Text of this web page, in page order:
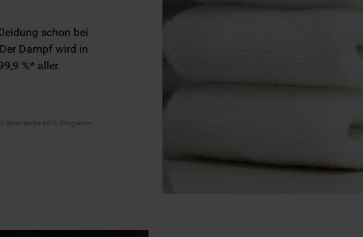
schon bei
Dampf wird in
%* aller
Bettwäsche 60°C-Programm